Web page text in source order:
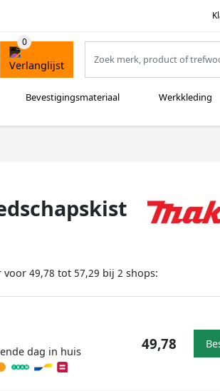
Bevestigingsmateriaal Werkkleding
voor 49,78 tot 57,29 bij 2 shops:
dag in huis
49,78